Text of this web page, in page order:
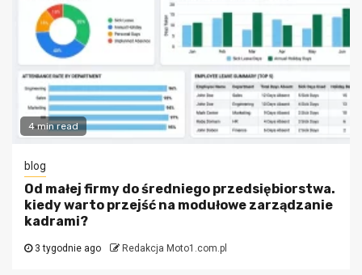
4 min read
blog
Od małej firmy do średniego przedsiębiorstwa.
kiedy warto przejść na modułowe zarządzanie
kadrami?
3 tygodnie ago Redakcja Moto1.com.pl